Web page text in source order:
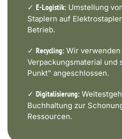
✓ E-Logistik: Umstellung
Staplern auf
Betrieb.
✓ Recycling: Wir
Verpackungsmaterial und
Punkt" angeschlossen.
✓ Digitalisierung:
Buchhaltung zur
Ressourcen.